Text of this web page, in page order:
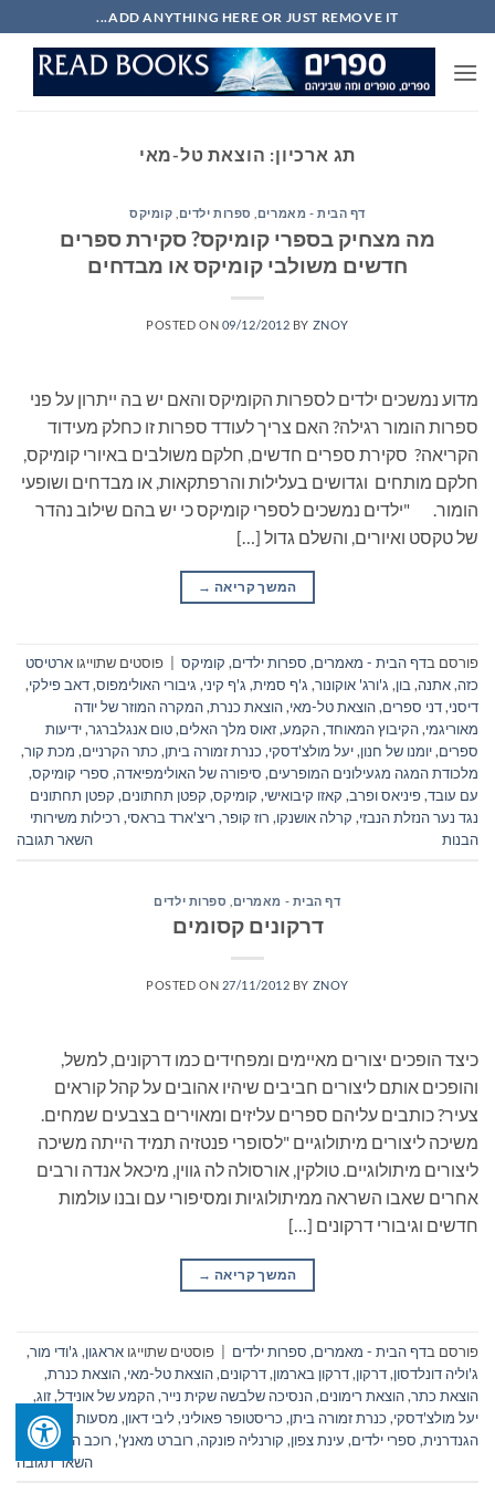
to
content
ADD ANYTHING HERE OR JUST REMOVE IT...
תג ארכיון: הוצאת טל-מאי
דף הבית - מאמרים ספרות ילדים קומיקס
מה מצחיק בספרי קומיקס? סקירת ספרים
חדשים משולבי קומיקס או מבדחים
POSTED ON 09/12/2012 BY ZNOY
מדוע נמשכים ילדים לספרות הקומיקס והאם יש בה ייתרון על פני
ספרות הומור רגילה? האם צריך לעודד ספרות זו כחלק מעידוד
הקריאה? סקירת ספרים חדשים, חלקם משולבים באיורי קומיקס,
חלקם מותחים וגדושים בעלילות והרפתקאות, או מבדחים ושופעי
הומור. "ילדים נמשכים לספרי קומיקס כי יש בהם שילוב נהדר
של טקסט ואיורים, והשלם גדול […]
המשך קריאה →
פורסם בדף הבית - מאמרים, ספרות ילדים, קומיקס פוסטים שתוייגו ארטיסט
כזה,אתנה, בון, ג'ורג' אוקונור, ג'ף סמית, ג'ף קיני, גיבורי האולימפוס,דאב פילקי,
דיסני,דני ספרים,הוצאת טל-מאי,הוצאת כנרת,המקרה המוזר של יודה
מאוריגמי,הקיבוץ המאוחד,הקמע,זאוס מלך האלים,טום אנגלברגר,ידיעות
ספרים,יומנו של חנון,יעל מולצ'דסקי, כנרת זמורה ביתן, כתר הקרניים, מכת קור,
מלכודת המגה מגעילונים המופרעים, סיפורה של האולימפיאדה, ספרי קומיקס,
עם עובד,פיניאס ופרב, קאזו קיבואישי, קומיקס, קפטן תחתונים, קפטן תחתונים
נגד נער הנזלת הנבזי, קרלה אושנקו, רוז קופר, ריצ'ארד בראסי, רכילות משירותי
הבנות
השאר תגובה
דף הבית - מאמרים ספרות ילדים
דרקונים קסומים
POSTED ON 27/11/2012 BY ZNOY
כיצד הופכים יצורים מאיימים ומפחידים כמו דרקונים, למשל,
והופכים אותם ליצורים חביבים שיהיו אהובים על קהל קוראים
צעיר? כותבים עליהם ספרים עליזים ומאוירים בצבעים שמחים.
משיכה ליצורים מיתולוגיים "לסופרי פנטזיה תמיד הייתה משיכה
ליצורים מיתולוגיים. טולקין, אורסולה לה גווין, מיכאל אנדה ורבים
אחרים שאבו השראה ממיתולוגיות ומסיפורי עם ובנו עולמות
חדשים וגיבורי דרקונים […]
המשך קריאה →
פורסם בדף הבית - מאמרים, ספרות ילדים פוסטים שתוייגו אראגון, ג'ודי מור,
ג'וליה דונלדסון,דרקון,דרקון בארמון,דרקונים,הוצאת טל-מאי,הוצאת כנרת,
הוצאת כתר,הוצאת רימונים,הנסיכה שלבשה שקית נייר,הקמע של אונידל,זוג,
יעל מולצ'דסקי, כנרת זמורה ביתן, כריסטופר פאוליני,ליבי דאון, מסעות הדרקונית
הגנדרנית, ספרי ילדים, עינת צפון, קורנליה פונקה, רוברט מאנץ', רוכב הדרקונים
השאר תגובה